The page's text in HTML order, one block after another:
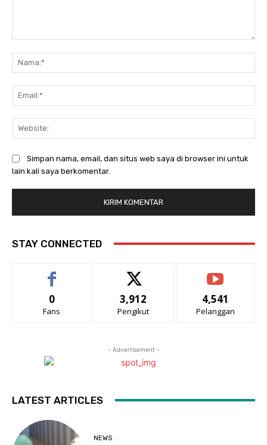
Simpan nama, email, dan situs web saya di browser ini untuk
lain kali saya berkomentar.
STAY CONNECTED
0
Fans
3,912
Pengikut
4,541
Pelanggan
- Advertisement -
LATEST ARTICLES
NEWS